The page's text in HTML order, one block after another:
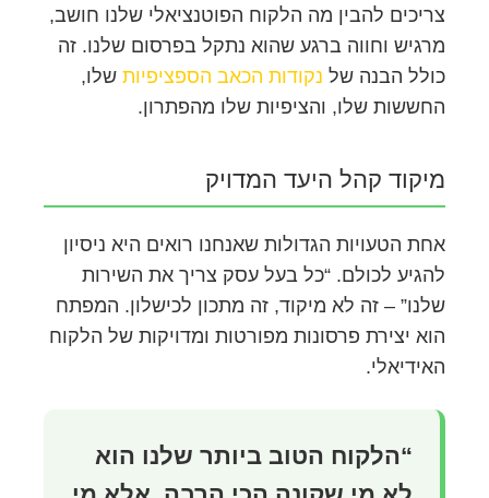
צריכים להבין מה הלקוח הפוטנציאלי שלנו חושב,
מרגיש וחווה ברגע שהוא נתקל בפרסום שלנו. זה
כולל הבנה של נקודות הכאב הספציפיות שלו,
החששות שלו, והציפיות שלו מהפתרון.
מיקוד קהל היעד המדויק
אחת הטעויות הגדולות שאנחנו רואים היא ניסיון
להגיע לכולם. “כל בעל עסק צריך את השירות
שלנו” – זה לא מיקוד, זה מתכון לכישלון. המפתח
הוא יצירת פרסונות מפורטות ומדויקות של הלקוח
האידיאלי.
“הלקוח הטוב ביותר שלנו הוא